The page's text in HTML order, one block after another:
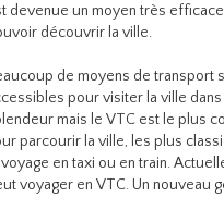
devenue un moyen très
découvrir la ville.
de moyens de transport
pour visiter la ville
mais le VTC est le plus
parcourir la ville, les plus
voyage en taxi ou en train.
voyager en VTC. Un nouveau